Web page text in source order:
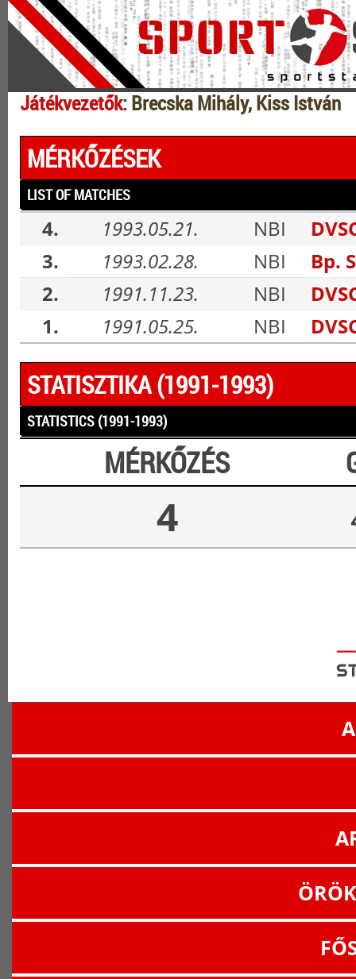
Játékvezetők: Brecska Mihály, Kiss István
MÉRKŐZÉSEK
LIST OF MATCHES
4. 1993.05.21. NBI
3.
1993.02.28. NBI
Bp.
2.
1991.11.23. NBI
1.
1991.05.25. NBI
STATISZTIKA (1991-1993)
STATISTICS (1991-1993)
MÉRKŐZÉS
4